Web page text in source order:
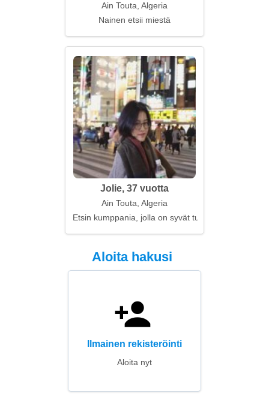
Ain Touta, Algeria
Nainen etsii miestä
Jolie, 37 vuotta
Ain Touta, Algeria
Etsin kumppania, jolla on syvät tunteet
Aloita hakusi
Ilmainen rekisteröinti
Aloita nyt